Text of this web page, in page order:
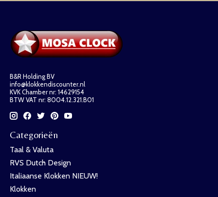
B&R Holding BV
info@klokkendiscounter.nl
KVK Chamber nr: 14629154
BTW VAT nr: 8004.12.321.B01
Categorieën
Taal & Valuta
RVS Dutch Design
Italiaanse Klokken NIEUW!
Klokken